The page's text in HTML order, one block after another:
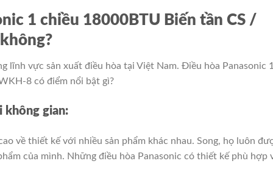
1 chiều 18000BTU Biến tần CS /
lĩnh vực sản xuất điều hòa tại Việt Nam. Điều hòa Panasonic
8 có điểm nổi bật gì?
không gian:
về thiết kế với nhiều sản phẩm khác nhau. Song, họ luôn
của mình. Những điều hòa Panasonic có thiết kế phù hợp